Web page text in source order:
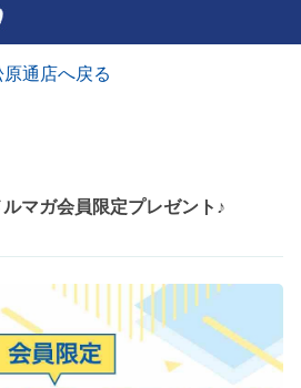
通店へ戻る
マガ会員限定プレゼント♪